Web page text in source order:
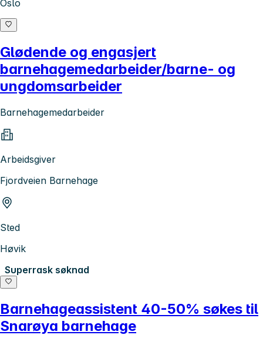
Oslo
Glødende og engasjert
barnehagemedarbeider/barne- og
ungdomsarbeider
Barnehagemedarbeider
Arbeidsgiver
Fjordveien Barnehage
Sted
Høvik
Superrask søknad
Barnehageassistent 40-50% søkes til
Snarøya barnehage